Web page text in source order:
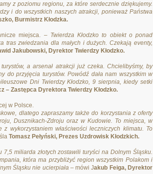
z poziomu regionu, za które serdecznie dziękujemy.
i do wszystkich naszych atrakcji, ponieważ Państwa
Burmistrz Kłodzka.
miejsca. – Twierdza Kłodzko to obiekt o ponad
zwiedzania dla małych i dużych. Czekają eventy,
Jakubowski, Dyrektor Twierdzy Kłodzko.
a arsenał atrakcji już czeka. Chcielibyśmy, by
do przyjęcia turystów. Powódź dała nam wszystkim w
Dni Twierdzy Kłodzko, 9 sierpnia, kiedy setki
– Zastępca Dyrektora Twierdzy Kłodzko.
w Polsce.
dlatego zapraszamy także do korzystania z oferty
Dusznikach-Zdroju oraz w Kudowie. To miejsca, w
wykorzystaniem właściwości leczniczych klimatu. To
Tomasz Pełyński, Prezes Uzdrowisk Kłodzkich.
7,5 miliarda złotych zostawili turyści na Dolnym Śląsku.
która ma przybliżyć region wszystkim Polakom i
Śląsku nie ucierpiała – mówi Jakub Feiga, Dyrektor